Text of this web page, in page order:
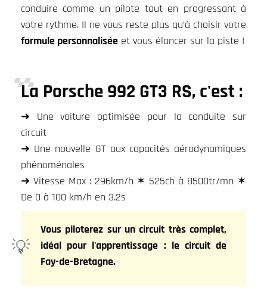
conduire comme un pilote tout en progressant à
votre rythme. Il ne vous reste plus qu’à choisir votre
formule personnalisée et vous élancer sur la piste !
La Porsche 992 GT3 RS, c'est :
➜ Une voiture optimisée pour la conduite sur
circuit
➜ Une nouvelle GT aux capacités aérodynamiques
phénoménales
➜ Vitesse Max : 296km/h ✶ 525ch à 8500tr/mn ✶
De 0 à 100 km/h en 3.2s
Vous piloterez sur un circuit très complet,
idéal pour l'apprentissage : le circuit de
Fay-de-Bretagne.